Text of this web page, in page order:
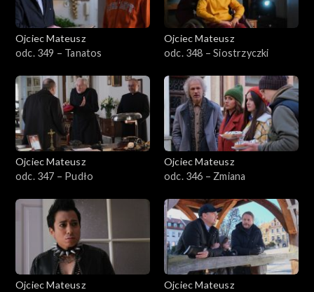
Sezon 22
Sezon 20
Sezon 19
Sezon 18
Sezon 17
Sezon 16
Sezon 15
Ojciec Mateusz
odc. 349 – Tanatos
Ojciec Mateusz
odc. 348 – Siostrzyczki
Ojciec Mateusz
odc. 347 – Pudło
Ojciec Mateusz
odc. 346 – Zmiana
Ojciec Mateusz
Ojciec Mateusz